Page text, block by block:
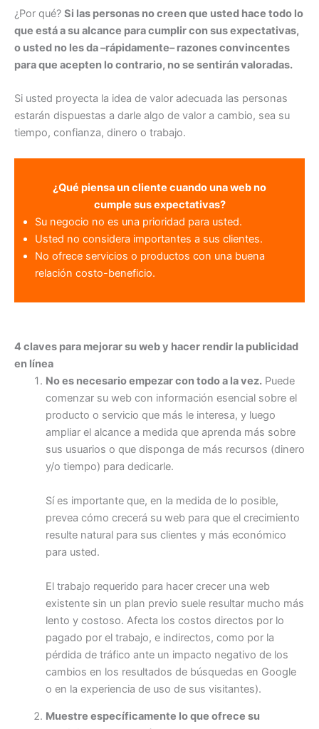
¿Por qué? Si las personas no creen que usted hace todo lo
que está a su alcance para cumplir con sus expectativas,
o usted no les da –rápidamente– razones convincentes
para que acepten lo contrario, no se sentirán valoradas.
Si usted proyecta la idea de valor adecuada las personas
estarán dispuestas a darle algo de valor a cambio, sea su
tiempo, confianza, dinero o trabajo.
¿Qué piensa un cliente cuando una web no
cumple sus expectativas?
Su negocio no es una prioridad para usted.
Usted no considera importantes a sus clientes.
No ofrece servicios o productos con una buena
relación costo-beneficio.
4 claves para mejorar su web y hacer rendir la publicidad
en línea
No es necesario empezar con todo a la vez.Puede
comenzar su web con información esencial sobre el
producto o servicio que más le interesa, y luego
ampliar el alcance a medida que aprenda más sobre
sus usuarios o que disponga de más recursos (dinero
y/o tiempo) para dedicarle.
Sí es importante que, en la medida de lo posible,
prevea cómo crecerá su web para que el crecimiento
resulte natural para sus clientes y más económico
para usted.
El trabajo requerido para hacer crecer una web
existente sin un plan previo suele resultar mucho más
lento y costoso. Afecta los costos directos por lo
pagado por el trabajo, e indirectos, como por la
pérdida de tráfico ante un impacto negativo de los
cambios en los resultados de búsquedas en Google
o en la experiencia de uso de sus visitantes).
Muestre específicamente lo que ofrece su